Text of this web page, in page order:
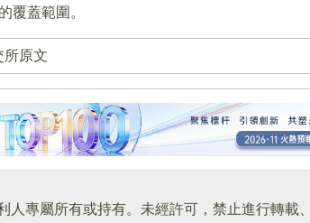
覆蓋範圍。
所原文
專屬所有或持有。未經許可，禁止進行轉載、